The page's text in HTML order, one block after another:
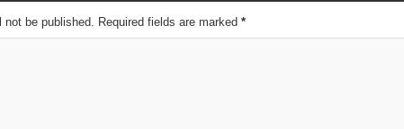
not be published. Required fields are marked *